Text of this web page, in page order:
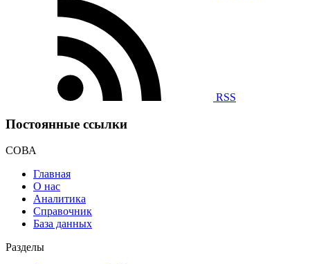
RSS
Постоянные ссылки
СОВА
Главная
О нас
Аналитика
Справочник
База данных
Разделы